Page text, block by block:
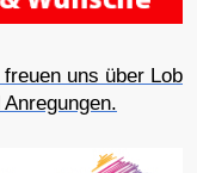
uns über Lob
Anregungen.